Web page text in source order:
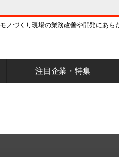
モノづくり現場の業務改善や開発にあら
注目企業・特集